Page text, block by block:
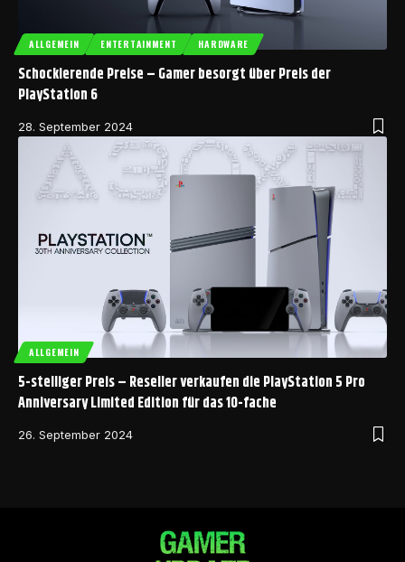
ALLGEMEIN ENTERTAINMENT HARDWARE
Schockierende Preise – Gamer besorgt über Preis der
PlayStation 6
28. September 2024
ALLGEMEIN
5-stelliger Preis – Reseller verkaufen die PlayStation 5 Pro
Anniversary Limited Edition für das 10-fache
26. September 2024